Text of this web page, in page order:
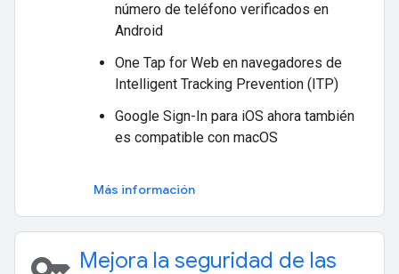
número de teléfono verificados en
Android
One Tap for Web en navegadores de
Intelligent Tracking Prevention (ITP)
Google Sign-In para iOS ahora también
es compatible con macOS
Más información
Mejora la seguridad de las